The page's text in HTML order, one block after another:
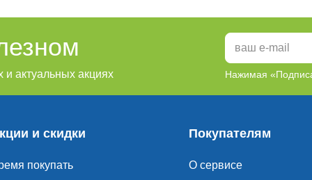
актуальных акциях Нажимая
и скидки
покупать
Покупателям
О сервисе